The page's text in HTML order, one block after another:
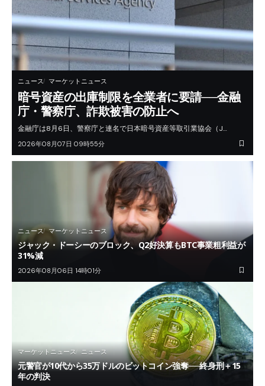
ニュース マーケットニュース
暗号資産の出庫制限を全業者に要請──金融
庁・警察庁、詐欺被害の防止へ
金融庁は8月6日、警察庁と連名で日本暗号資産等取引業協会（J…
2026年08月07日 09時55分
ニュース マーケットニュース
ジャック・ドーシーのブロック、Q2好決算もBTC事業粗利益が
31%減
2026年08月06日 14時01分
マーケットニュース ニュース
元警官が10代から35万ドルのビットコイン強奪──終身刑＋15
年の判決